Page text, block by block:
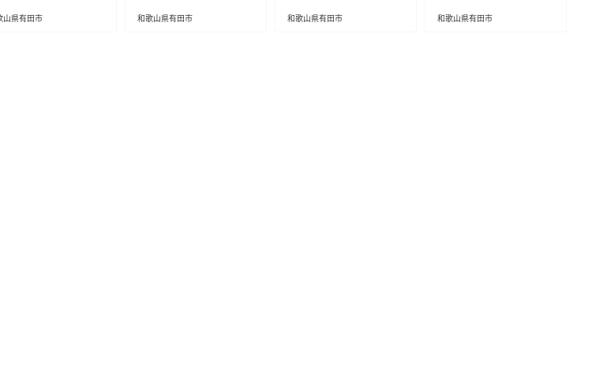
山県有田市 和歌山県有田市 和歌山県有田市 和歌山県有田市